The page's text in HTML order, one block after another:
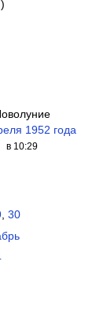
1952 года
в 10:29
, 30